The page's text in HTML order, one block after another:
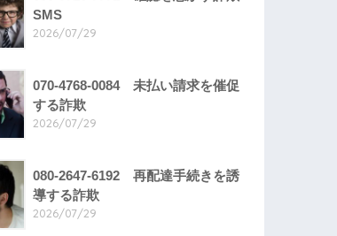
SMS
2026/07/29
070-4768-0084 未払い請求を催促
する詐欺
2026/07/29
080-2647-6192 再配達手続きを誘
導する詐欺
2026/07/29